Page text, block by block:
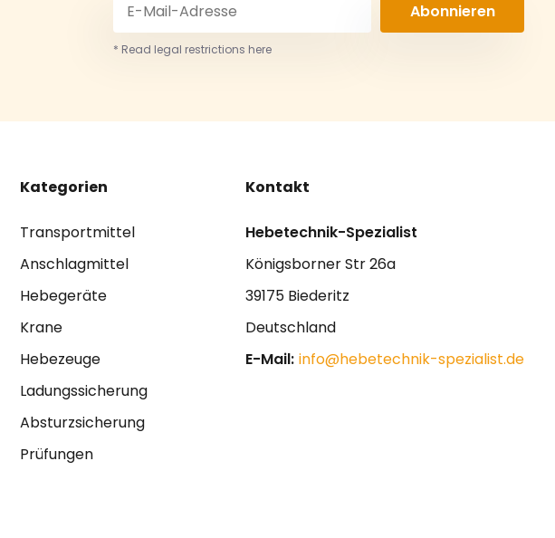
Abonnieren
* Read legal restrictions here
Kategorien
Transportmittel
Anschlagmittel
Hebegeräte
Krane
Hebezeuge
Ladungssicherung
Absturzsicherung
Prüfungen
Kontakt
Hebetechnik-Spezialist
Königsborner Str 26a
39175 Biederitz
Deutschland
E-Mail: info@hebetechnik-spezialist.de